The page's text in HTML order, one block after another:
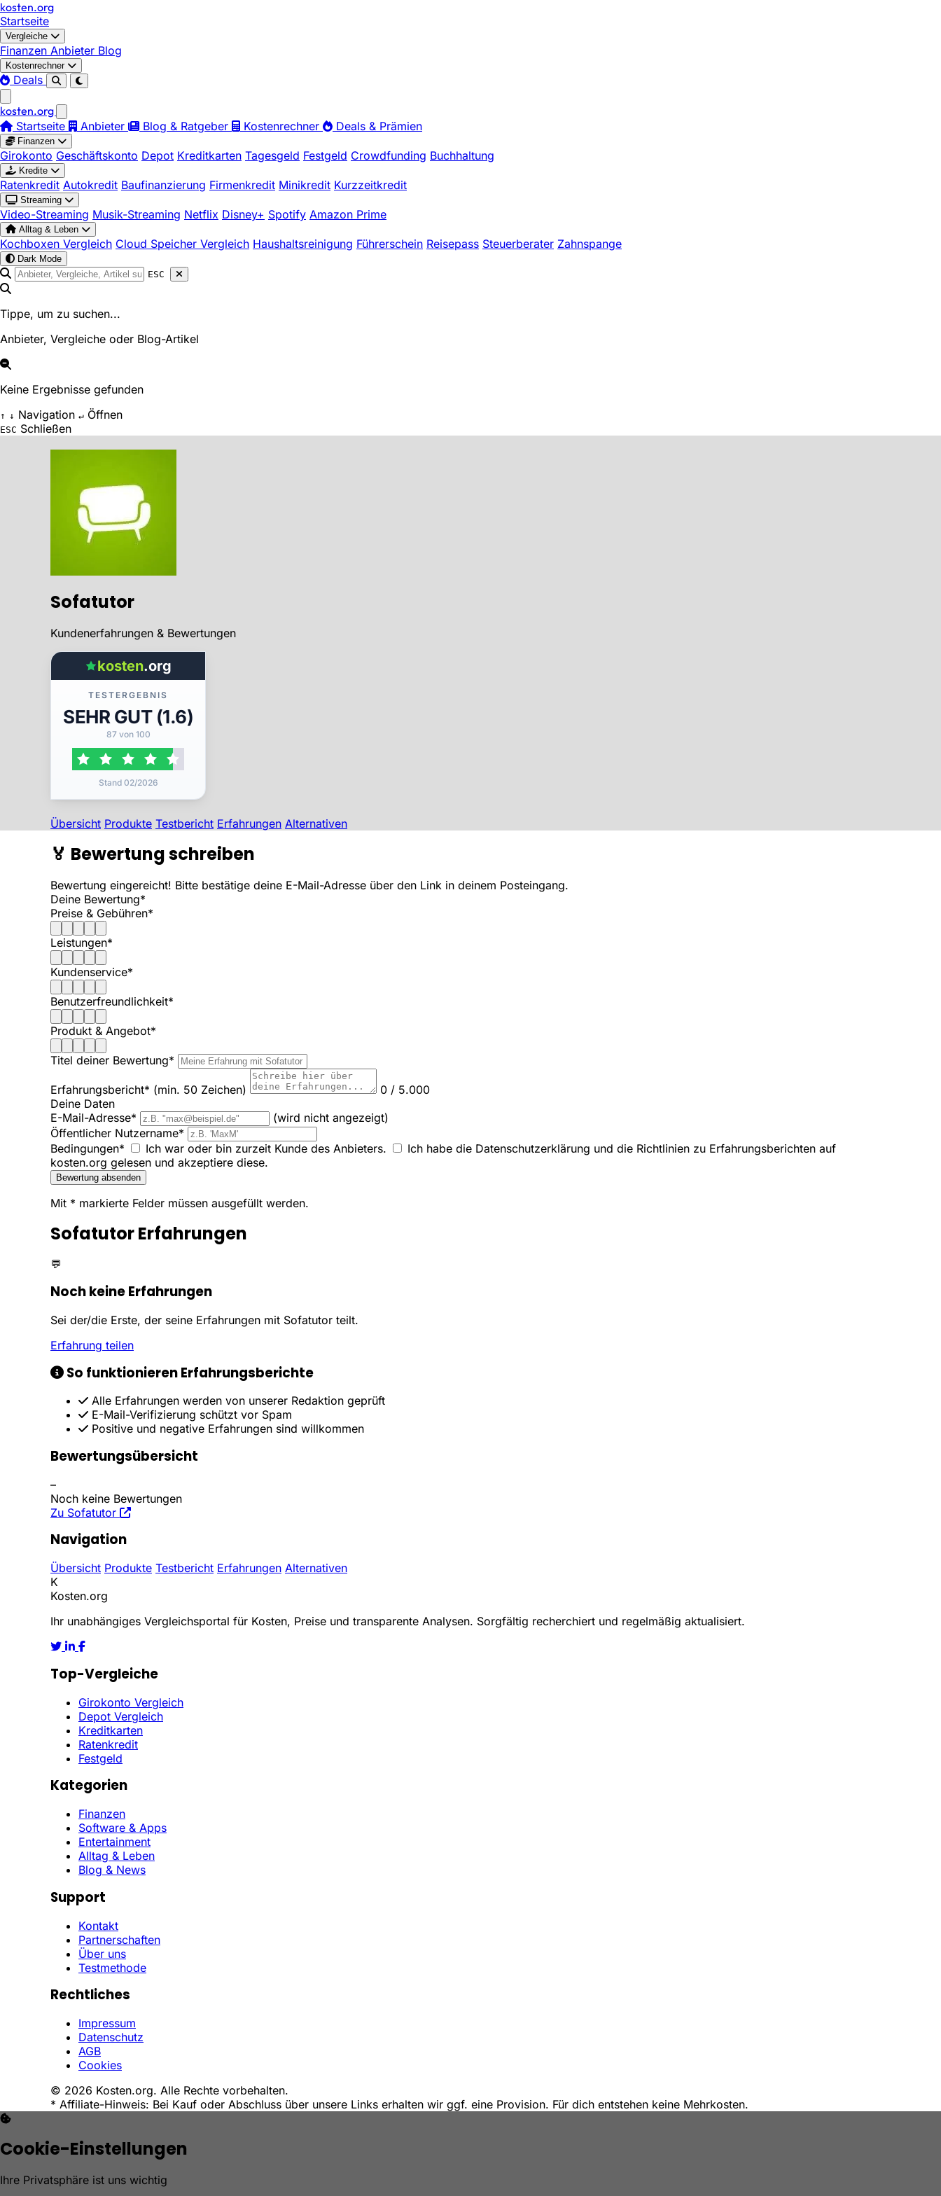
kosten.org
Startseite
Vergleiche
Finanzen Anbieter Blog
Kostenrechner
Deals
kosten.org
Startseite
Anbieter Blog & Ratgeber Kostenrechner Deals & Prämien
Finanzen
Girokonto Geschäftskonto Depot Kreditkarten Tagesgeld Festgeld Crowdfunding Buchhaltung
Kredite
Ratenkredit Autokredit Baufinanzierung Firmenkredit Minikredit Kurzzeitkredit
Streaming
Video-Streaming Musik-Streaming Netflix Disney+ Spotify Amazon Prime
Alltag & Leben
Kochboxen Vergleich Cloud Speicher Vergleich Haushaltsreinigung Führerschein Reisepass Steuerberater Zahnspange
Dark Mode
ESC
Tippe, um zu suchen...
Anbieter, Vergleiche oder Blog-Artikel
Keine Ergebnisse gefunden
↑ ↓ Navigation ↵ Öffnen
ESC Schließen
Sofatutor
Kundenerfahrungen & Bewertungen
kosten.org
TESTERGEBNIS
SEHR GUT (1.6)
87 von 100
Stand 02/2026
Übersicht Produkte Testbericht Erfahrungen Alternativen
🏅 Bewertung schreiben
Bewertung eingereicht! Bitte bestätige deine E-Mail-Adresse über den Link in deinem Posteingang.
Deine Bewertung*
Preise & Gebühren*
Leistungen*
Kundenservice*
Benutzerfreundlichkeit*
Produkt & Angebot*
Titel deiner Bewertung*
Erfahrungsbericht* (min. 50 Zeichen)
0 / 5.000
Deine Daten
E-Mail-Adresse*
(wird nicht angezeigt)
Öffentlicher Nutzername*
Bedingungen*
Ich war oder bin zurzeit Kunde des Anbieters.
Ich habe die Datenschutzerklärung und die Richtlinien zu Erfahrungsberichten auf
kosten.org gelesen und akzeptiere diese.
Bewertung absenden
Mit * markierte Felder müssen ausgefüllt werden.
Sofatutor Erfahrungen
💬
Noch keine Erfahrungen
Sei der/die Erste, der seine Erfahrungen mit Sofatutor teilt.
Erfahrung teilen
So funktionieren Erfahrungsberichte
Alle Erfahrungen werden von unserer Redaktion geprüft
E-Mail-Verifizierung schützt vor Spam
Positive und negative Erfahrungen sind willkommen
Bewertungsübersicht
–
Noch keine Bewertungen
Zu Sofatutor
Navigation
Übersicht Produkte Testbericht Erfahrungen Alternativen
K
Kosten.org
Ihr unabhängiges Vergleichsportal für Kosten, Preise und transparente Analysen. Sorgfältig recherchiert und regelmäßig aktualisiert.
Top-Vergleiche
Girokonto Vergleich
Depot Vergleich
Kreditkarten
Ratenkredit
Festgeld
Kategorien
Finanzen
Software & Apps
Entertainment
Alltag & Leben
Blog & News
Support
Kontakt
Partnerschaften
Über uns
Testmethode
Rechtliches
Impressum
Datenschutz
AGB
Cookies
© 2026 Kosten.org. Alle Rechte vorbehalten.
* Affiliate-Hinweis: Bei Kauf oder Abschluss über unsere Links erhalten wir ggf. eine Provision. Für dich entstehen keine Mehrkosten.
Cookie-Einstellungen
Ihre Privatsphäre ist uns wichtig